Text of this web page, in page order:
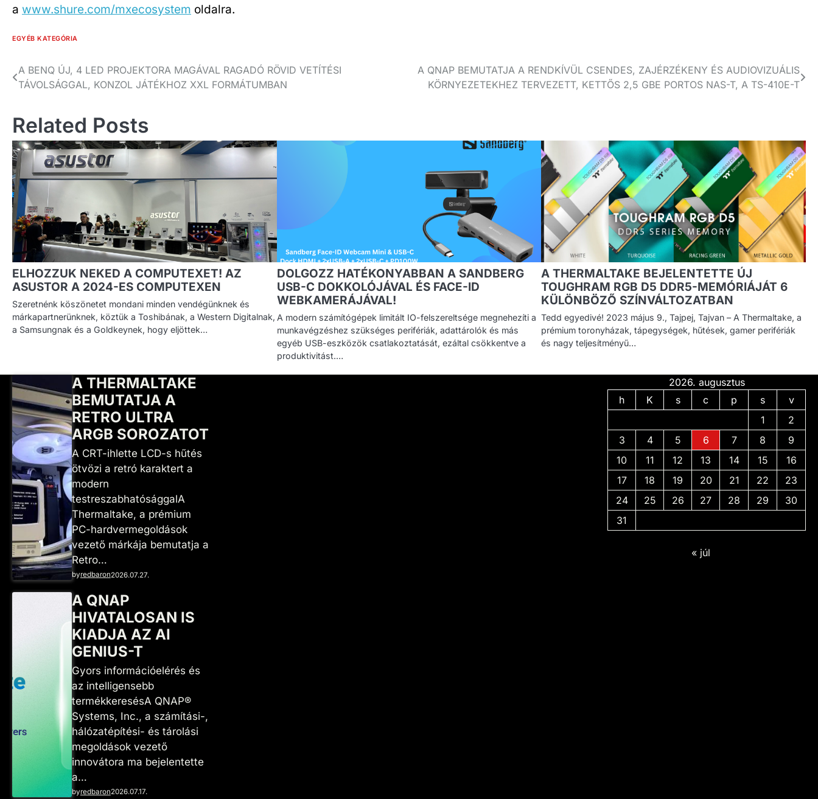
a www.shure.com/mxecosystem oldalra.
EGYÉB KATEGÓRIA
Bejegyzés
A BENQ ÚJ, 4 LED PROJEKTORA MAGÁVAL RAGADÓ RÖVID VETÍTÉSI
TÁVOLSÁGGAL, KONZOL JÁTÉKHOZ XXL FORMÁTUMBAN
A QNAP BEMUTATJA A RENDKÍVÜL CSENDES, ZAJÉRZÉKENY ÉS AUDIOVIZUÁLIS
KÖRNYEZETEKHEZ TERVEZETT, KETTŐS 2,5 GBE PORTOS NAS-T, A TS-410E-T
Related Posts
ELHOZZUK NEKED A COMPUTEXET! AZ
ASUSTOR A 2024-ES COMPUTEXEN
Szeretnénk köszönetet mondani minden vendégünknek és
márkapartnerünknek, köztük a Toshibának, a Western Digitalnak,
a Samsungnak és a Goldkeynek, hogy eljöttek…
DOLGOZZ HATÉKONYABBAN A SANDBERG
USB-C DOKKOLÓJÁVAL ÉS FACE-ID
WEBKAMERÁJÁVAL!
A modern számítógépek limitált IO-felszereltsége megnehezíti a
munkavégzéshez szükséges perifériák, adattárolók és más
egyéb USB-eszközök csatlakoztatását, ezáltal csökkentve a
produktivitást.…
A THERMALTAKE BEJELENTETTE ÚJ
TOUGHRAM RGB D5 DDR5-MEMÓRIÁJÁT 6
KÜLÖNBÖZŐ SZÍNVÁLTOZATBAN
Tedd egyedivé! 2023 május 9., Tajpej, Tajvan – A Thermaltake, a
prémium toronyházak, tápegységek, hűtések, gamer perifériák
és nagy teljesítményű…
A THERMALTAKE
BEMUTATJA A
RETRO ULTRA
ARGB SOROZATOT
A CRT-ihlette LCD-s hűtés
ötvözi a retró karaktert a
modern
testreszabhatósággalA
Thermaltake, a prémium
PC-hardvermegoldások
vezető márkája bemutatja a
Retro…
byredbaron2026.07.27.
A QNAP
HIVATALOSAN IS
KIADJA AZ AI
GENIUS-T
Gyors információelérés és
az intelligensebb
termékkeresésA QNAP®
Systems, Inc., a számítási-,
hálózatépítési- és tárolási
megoldások vezető
innovátora ma bejelentette
a…
byredbaron2026.07.17.
2026. augusztus
h
K s c p s
v
1
2
3
4 5 6 7 8
9
10
11 12 13 14 15
16
17
18 19 20 21 22
23
24
25 26 27 28 29
30
31
« júl